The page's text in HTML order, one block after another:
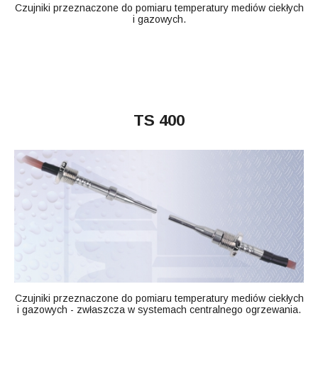
Czujniki przeznaczone do pomiaru temperatury mediów ciekłych
i gazowych.
TS 400
Czujniki przeznaczone do pomiaru temperatury mediów ciekłych
i gazowych - zwłaszcza w systemach centralnego ogrzewania.